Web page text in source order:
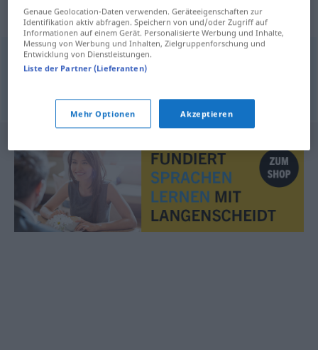
Synonyme für "profiliert"
anerkannt,renommiert,namhaft
© OpenThesaurus.de
Genaue Geolocation-Daten verwenden. Geräteeigenschaften zur
Identifikation aktiv abfragen. Speichern von und/oder Zugriff auf
Informationen auf einem Gerät. Personalisierte Werbung und Inhalte,
Messung von Werbung und Inhalten, Zielgruppenforschung und
Entwicklung von Dienstleistungen.
Liste der Partner (Lieferanten)
Mehr Optionen Akzeptieren